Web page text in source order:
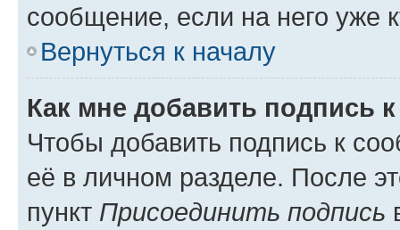
сообщение, если на него уже
Вернуться к началу
Как мне добавить подпись
Чтобы добавить подпись к
её в личном разделе. После
пункт Присоединить подпись